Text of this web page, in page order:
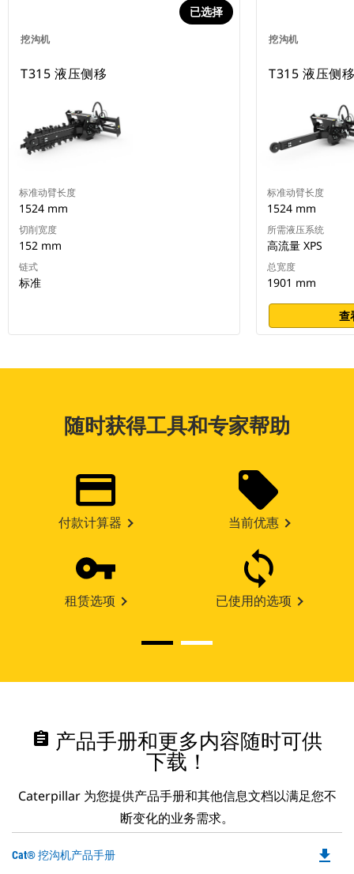
挖沟机
已选择
T315 液压侧移
标准动臂长度
1524 mm
切削宽度
152 mm
链式
标准
挖沟机
T315 液压侧
标准动臂长度
1524 mm
所需液压系统
高流量 XPS
总宽度
1901 mm
查
随时获得工具和专家帮助
付款计算器 当前优惠
租赁选项 已使用的选项
assignment 产品手册和更多内容随时可供
下载！
Caterpillar 为您提供产品手册和其他信息文档以满足您不
断变化的业务需求。
Cat® 挖沟机产品手册 file_download